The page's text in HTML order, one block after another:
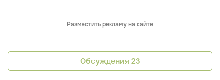
Разместить рекламу на сайте
Обсуждения 23